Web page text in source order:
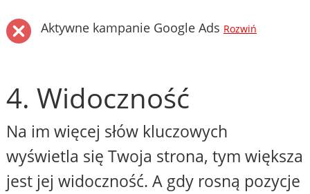
Aktywne kampanie Google Ads Rozwiń
4. Widoczność
Na im więcej słów kluczowych
wyświetla się Twoja strona, tym większa
jest jej widoczność. A gdy rosną pozycje